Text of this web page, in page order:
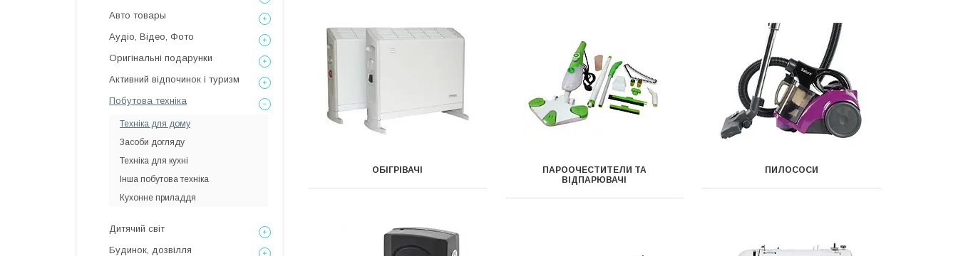
ОБІГРІВАЧІ
ПАРООЧЕСТИТЕЛИ ТА
ВІДПАРЮВАЧІ
ПИЛОСОСИ
Авто товары
Аудіо, Відео, Фото
Оригінальні подарунки
Активний відпочинок і туризм
Побутова техніка
Техніка для дому
Засоби догляду
Техніка для кухні
Інша побутова техніка
Кухонне приладдя
Дитячий світ
Будинок, дозвілля